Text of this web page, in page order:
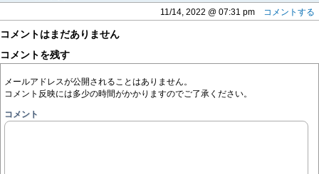
11/14, 2022 @ 07:31 pm コメントする
コメントはまだありません
コメントを残す
メールアドレスが公開されることはありません。
コメント反映には多少の時間がかかりますのでご了承ください。
コメント